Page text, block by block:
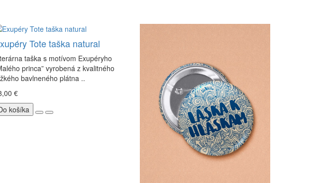
Tote taška natural
taška s motívom Exupéryho
princa” vyrobená z kvalitného
bavlneného plátna ..
€
košíka